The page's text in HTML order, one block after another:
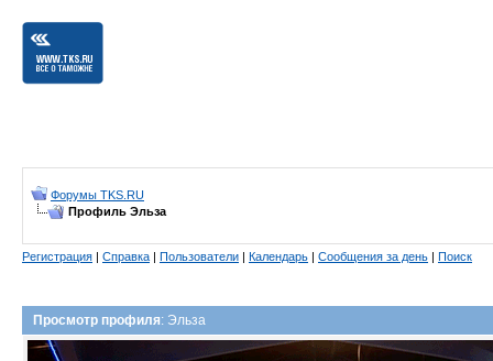
Форумы TKS.RU
Профиль Эльза
Регистрация | Справка | Пользователи | Календарь | Сообщения за день | Поиск
Просмотр профиля: Эльза